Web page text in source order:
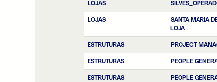
LOJAS
LOJAS
SANTA MARIA
LOJA
ESTRUTURAS PROJECT
ESTRUTURAS PEOPLE
ESTRUTURAS PEOPLE